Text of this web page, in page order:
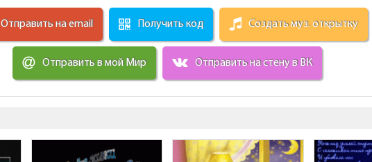
Отправить на email Получить код Создать муз. открытку
Отправить в мой Мир Отправить на стену в ВК